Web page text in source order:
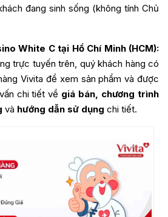
đang sinh sống (không tính Chủ
White C tại Hồ Chí Minh (HCM):
trực tuyến trên, quý khách hàng có
Vivita để xem sản phẩm và được
chi tiết về giá bán, chương trình
và hướng dẫn sử dụng chi tiết.